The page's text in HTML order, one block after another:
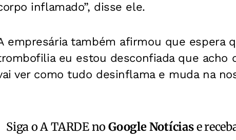
inflamado”, disse ele.
empresária também afirmou que espera
eu estou desconfiada que acho
ver como tudo desinflama e muda na
Siga o A TARDE noGoogle Notíciase